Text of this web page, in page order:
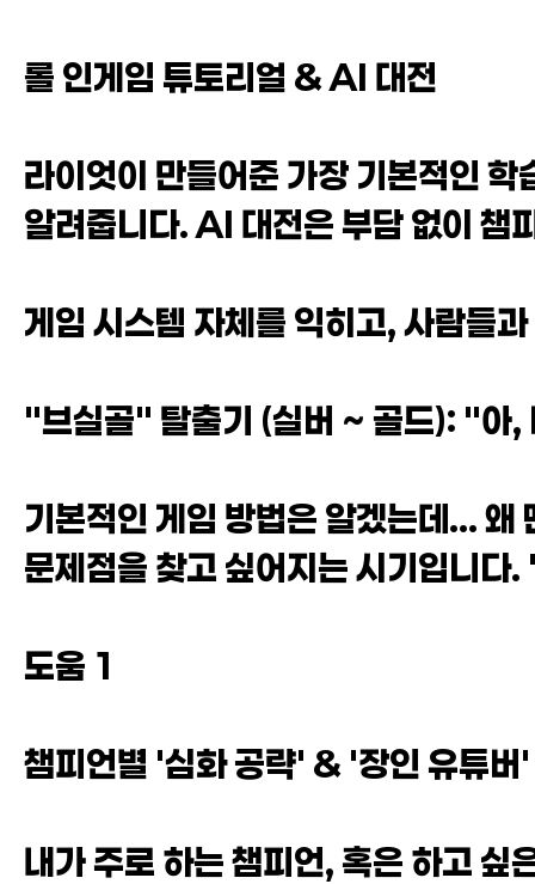
롤 인게임 튜토리얼 & AI 대전
라이엇이 만들어준 가장 기본적인
알려줍니다. AI 대전은 부담 없이 챔
게임 시스템 자체를 익히고, 사람들
"브실골" 탈출기 (실버 ~ 골드): "아,
기본적인 게임 방법은 알겠는데...
문제점을 찾고 싶어지는 시기입니
도움 1
챔피언별 '심화 공략' & '장인 유튜버
내가 주로 하는 챔피언, 혹은 하고 싶